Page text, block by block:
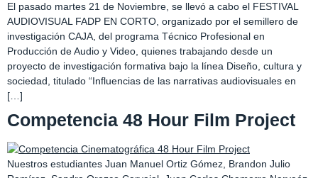
El pasado martes 21 de Noviembre, se llevó a cabo el FESTIVAL
AUDIOVISUAL FADP EN CORTO, organizado por el semillero de
investigación CAJA, del programa Técnico Profesional en
Producción de Audio y Video, quienes trabajando desde un
proyecto de investigación formativa bajo la línea Diseño, cultura y
sociedad, titulado “Influencias de las narrativas audiovisuales en
[…]
Competencia 48 Hour Film Project
Nuestros estudiantes Juan Manuel Ortiz Gómez, Brandon Julio